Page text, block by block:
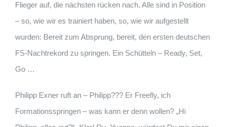
Flieger auf, die nächsten rücken nach. Alle sind in Position
– so, wie wir es trainiert haben, so, wie wir aufgestellt
wurden: Bereit zum Absprung, bereit, den ersten deutschen
FS-Nachtrekord zu springen. Ein Schütteln – Ready, Set,
Go …
Philipp Exner ruft an – Philipp??? Er Freefly, ich
Formationsspringen – was kann er denn wollen? „Hi